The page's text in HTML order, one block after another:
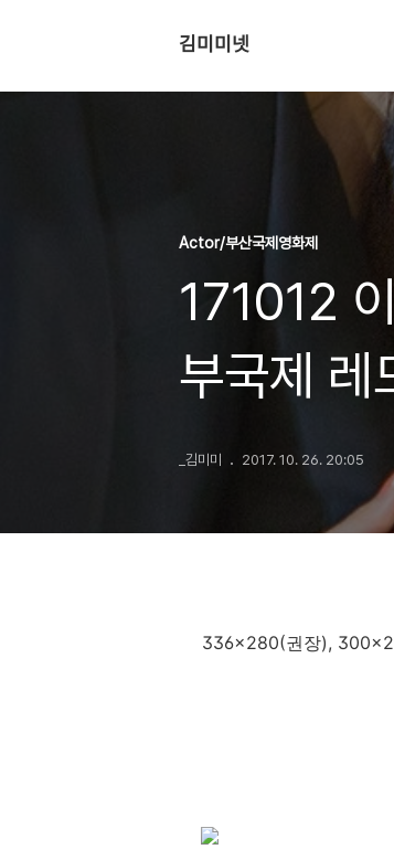
김미미넷
Actor/부산국제영화제
171012
부국제 레
_김미미 2017. 10. 26. 20:05
336x280(권장),